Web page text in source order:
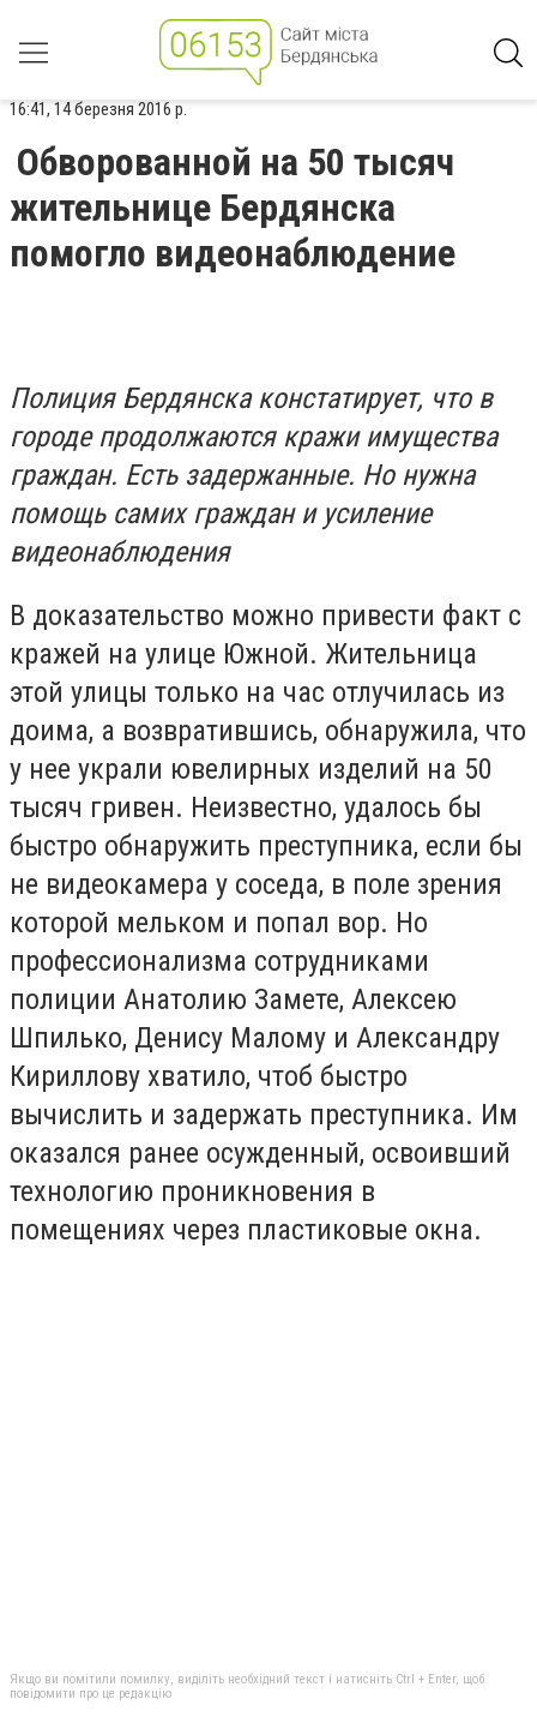
16:41, 14 березня 2016 р.
Обворованной на 50 тысяч
жительнице Бердянска
помогло видеонаблюдение
Полиция Бердянска констатирует, что в
городе продолжаются кражи имущества
граждан. Есть задержанные. Но нужна
помощь самих граждан и усиление
видеонаблюдения
В доказательство можно привести факт с
кражей на улице Южной. Жительница
этой улицы только на час отлучилась из
доима, а возвратившись, обнаружила, что
у нее украли ювелирных изделий на 50
тысяч гривен. Неизвестно, удалось бы
быстро обнаружить преступника, если бы
не видеокамера у соседа, в поле зрения
которой мельком и попал вор. Но
профессионализма сотрудниками
полиции Анатолию Замете, Алексею
Шпилько, Денису Малому и Александру
Кириллову хватило, чтоб быстро
вычислить и задержать преступника. Им
оказался ранее осужденный, освоивший
технологию проникновения в
помещениях через пластиковые окна.
Якщо ви помітили помилку, виділіть необхідний текст і натисніть Ctrl + Enter, щоб
повідомити про це редакцію